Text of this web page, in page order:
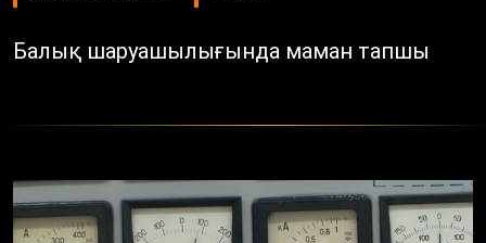
Балық шаруашылығында маман тапшы